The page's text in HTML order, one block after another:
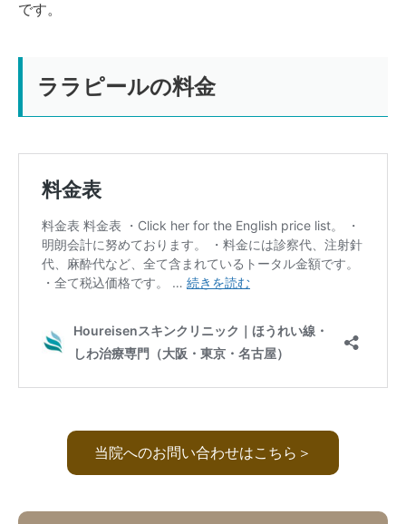
です。
ララピールの料金
当院へのお問い合わせはこちら＞